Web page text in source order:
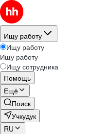
Ищу работу
Ищу работу
Ищу работу
Ищу сотрудника
Помощь
Ещё
Поиск
Учкудук
RU